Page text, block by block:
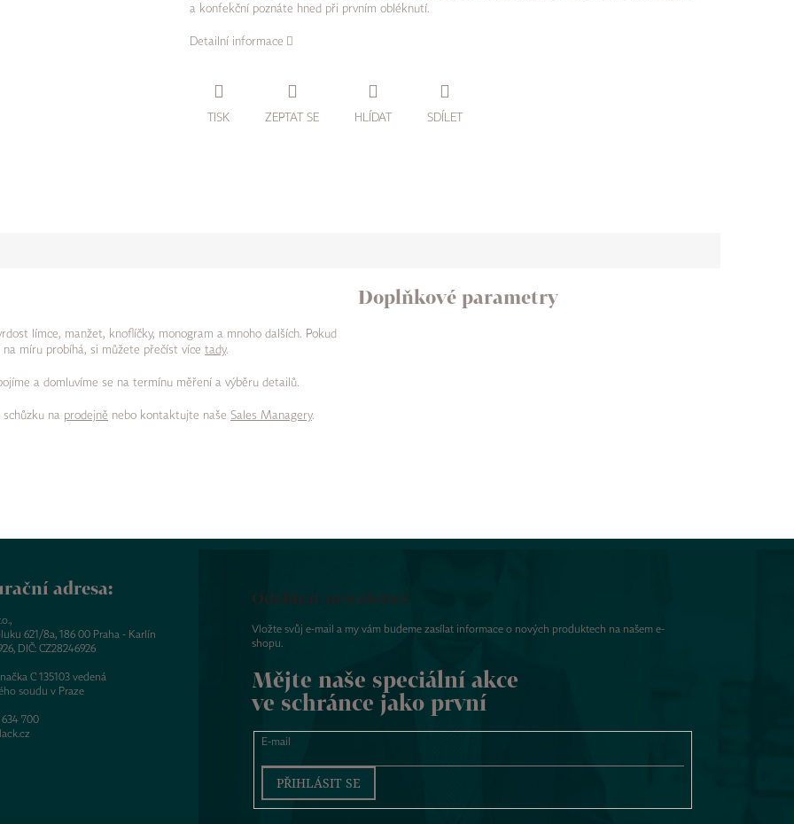
a konfekční poznáte hned při prvním obléknutí.
Detailní informace
TISK ZEPTAT SE HLÍDAT SDÍLET
límce, manžet, knoflíčky, monogram a mnoho dalších. Pokud
míru probíhá, si můžete přečíst více tady.
a domluvíme se na termínu měření a výběru detailů.
na prodejně nebo kontaktujte naše Sales Managery.
Doplňkové parametry
adresa:
621/8a, 186 00 Praha - Karlín
DIČ: CZ28246926
C 135103 vedená
soudu v Praze
700
Odebírat newsletter
Vložte svůj e-mail a my vám budeme zasílat informace o nových produktech na našem e-
shopu.
Mějte naše speciální akce
ve schránce jako první
E-mail
PŘIHLÁSIT SE